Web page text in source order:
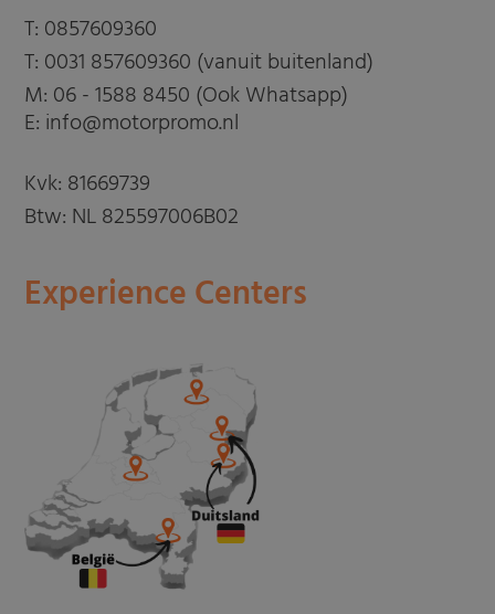
T: 0857609360
T: 0031 857609360 (vanuit buitenland)
M: 06 - 1588 8450 (Ook Whatsapp)
E: info@motorpromo.nl
Kvk: 81669739
Btw: NL 825597006B02
Experience Centers